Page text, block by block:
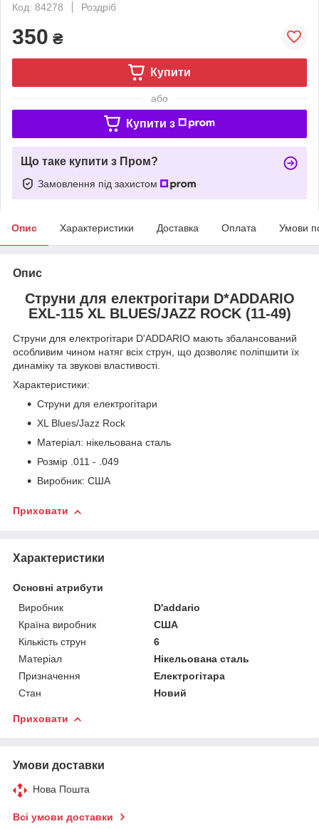
Код: 84278
Роздріб
350 ₴
Купити
або
Купити з
Що таке купити з Пром?
Замовлення під захистом
Опис Характеристики Доставка Оплата Умови
Опис
Струни для електрогітари D*ADDARIO
EXL-115 XL BLUES/JAZZ ROCK (11-49)
Струни для електрогітари D'ADDARIO мають збалансований
особливим чином натяг всіх струн, що дозволяє поліпшити їх
динаміку та звукові властивості.
Характеристики:
Струни для електрогітари
XL Blues/Jazz Rock
Матеріал: нікельована сталь
Розмір .011 - .049
Виробник: США
Приховати
Характеристики
Основні атрибути
Виробник
D'addario
Країна виробник
США
Кількість струн
6
Матеріал
Нікельована сталь
Призначення
Електрогітара
Стан
Новий
Приховати
Умови доставки
Нова Пошта
Всі умови доставки